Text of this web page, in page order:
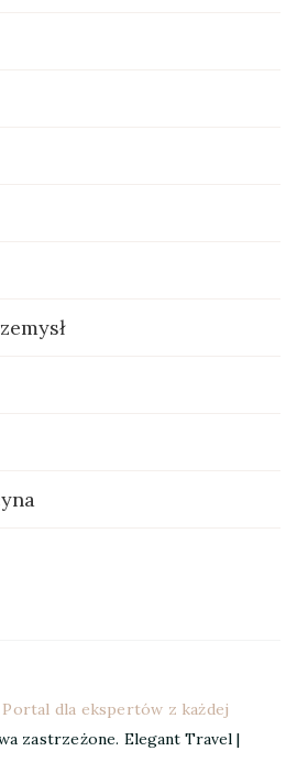
Portal dla ekspertów z każdej
zastrzeżone. Elegant Travel |